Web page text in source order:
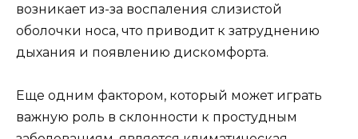
возникает из-за воспаления слизистой
оболочки носа, что приводит к затруднению
дыхания и появлению дискомфорта.
Еще одним фактором, который может играть
важную роль в склонности к простудным